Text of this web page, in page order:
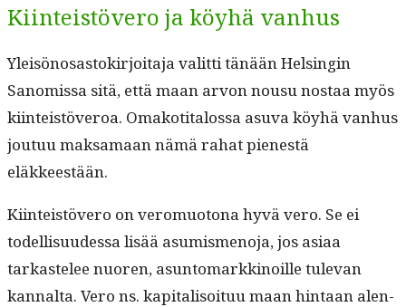
Kiinteistövero ja köyhä vanhus
Yleisönosas­tokir­joita­ja valit­ti tänään Helsin­gin
Sanomis­sa sitä, että maan arvon nousu nos­taa myös
kiin­teistöveroa. Omakoti­talos­sa asu­va köy­hä van­hus
joutuu mak­samaan nämä rahat pien­estä
eläkkeestään.
Kiin­teistövero on vero­muo­tona hyvä vero. Se ei
todel­lisu­udessa lisää asum­is­meno­ja, jos asi­aa
tarkastelee nuoren, asun­tomarkki­noille tule­van
kannal­ta. Vero ns. kap­i­tal­isoituu maan hin­taan alen­